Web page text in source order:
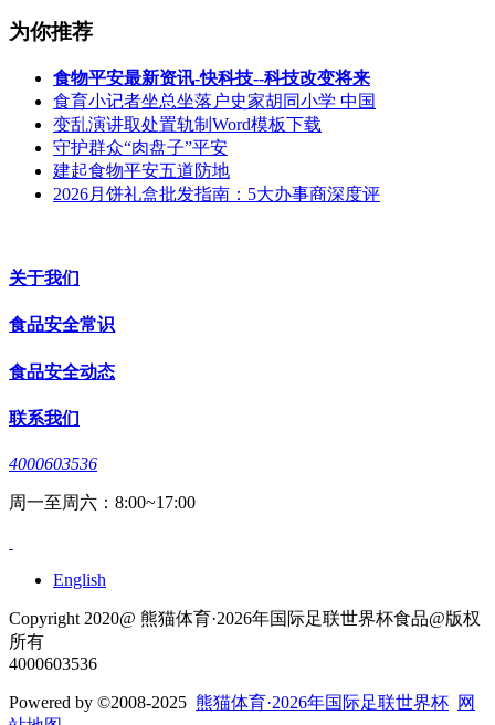
为你推荐
食物平安最新资讯-快科技--科技改变将来
食育小记者坐总坐落户史家胡同小学 中国
变乱演讲取处置轨制Word模板下载
守护群众“肉盘子”平安
建起食物平安五道防地
2026月饼礼盒批发指南：5大办事商深度评
关于我们
食品安全常识
食品安全动态
联系我们
4000603536
周一至周六：8:00~17:00
English
Copyright 2020@ 熊猫体育·2026年国际足联世界杯食品@版权
所有
4000603536
Powered by ©2008-2025 熊猫体育·2026年国际足联世界杯 网